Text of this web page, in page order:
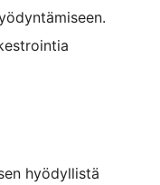
hyödyllistä